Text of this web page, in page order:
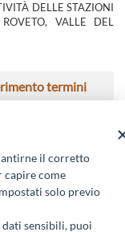
DELLE STAZIONI
VALLE DEL
termini
il corretto
capire come
solo previo
sensibili, puoi